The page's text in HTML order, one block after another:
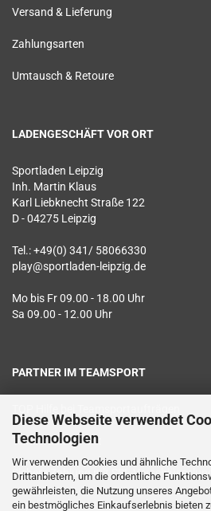
Diese Webseite verwendet
Technologien
Wir verwenden Cookies und ähnliche
Drittanbietern, um die ordentliche
gewährleisten, die Nutzung unseres
ein bestmögliches Einkaufserlebnis bieten
Versand & Lieferung
Zahlungsarten
Umtausch & Retoure
LADENGESCHÄFT VOR ORT
Sportladen Leipzig
Inh. Martin Klaus
Karl Liebknecht Straße 122
D - 04275 Leipzig
Tel.: +49(0) 341/ 58066330
play@sportladen-leipzig.de
Mo bis Fr 09.00 - 18.00 Uhr
Sa 09.00 - 12.00 Uhr
PARTNER IM TEAMSPORT
Textildruck vor Ort
Sichere Zahlung mit SSL
Geprüfter Datenschutz